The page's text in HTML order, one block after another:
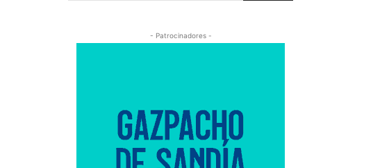
- Patrocinadores -